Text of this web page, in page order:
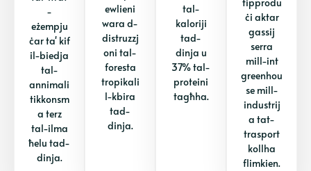
-
eżempju
ċar ta' kif
il-biedja
tal-
annimali
tikkonsm
a terz
tal-ilma
ħelu tad-
dinja.
ewlieni
wara d-
distruzzj
oni tal-
foresta
tropikali
l-kbira
tad-
dinja.
tal-
kaloriji
tad-
dinja u
37% tal-
proteini
tagħha.
tipprodu
ċi aktar
gassij
serra
mill-int
greenhou
se mill-
industrij
a tat-
trasport
kollha
flimkien.